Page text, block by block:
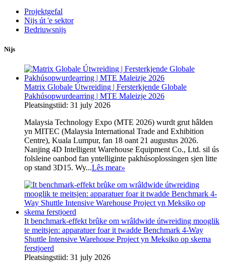
Projektgefal
Nijs út 'e sektor
Bedriuwsnijs
Nijs
Matrix Globale Útwreiding | Fersterkjende Globale
Pakhúsopwurdearring | MTE Maleizje 2026
Pleatsingstiid: 31 july 2026
Malaysia Technology Expo (MTE 2026) wurdt grut hâlden
yn MITEC (Malaysia International Trade and Exhibition
Centre), Kuala Lumpur, fan 18 oant 21 augustus 2026.
Nanjing 4D Intelligent Warehouse Equipment Co., Ltd. sil ús
folsleine oanbod fan yntelliginte pakhúsoplossingen sjen litte
op stand 3D15. Wy...Lês mear»
It benchmark-effekt brûke om wrâldwide útwreiding mooglik
te meitsjen: apparatuer foar it twadde Benchmark 4-Way
Shuttle Intensive Warehouse Project yn Meksiko op skema
ferstjoerd
Pleatsingstiid: 31 july 2026